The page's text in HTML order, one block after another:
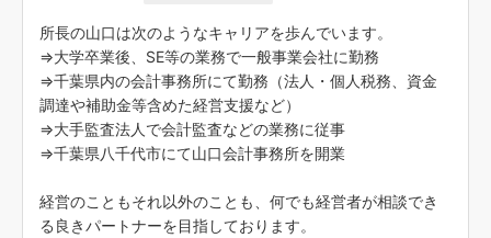
所長の山口は次のようなキャリアを歩んでいます。
⇒大学卒業後、SE等の業務で一般事業会社に勤務
⇒千葉県内の会計事務所にて勤務（法人・個人税務、資金
調達や補助金等含めた経営支援など）
⇒大手監査法人で会計監査などの業務に従事
⇒千葉県八千代市にて山口会計事務所を開業
経営のこともそれ以外のことも、何でも経営者が相談でき
る良きパートナーを目指しております。